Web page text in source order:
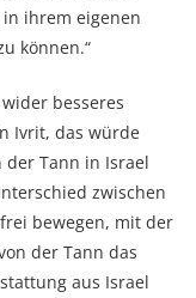
in ihrem eigenen
können.“
besseres
Ivrit, das würde
der Tann in Israel
zwischen
bewegen, mit der
der Tann das
aus Israel